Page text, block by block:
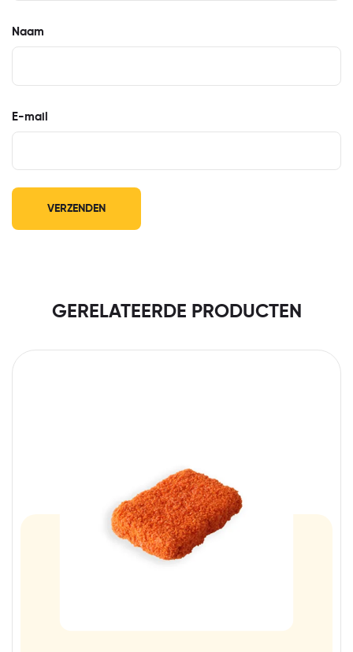
Naam
E-mail
GERELATEERDE PRODUCTEN